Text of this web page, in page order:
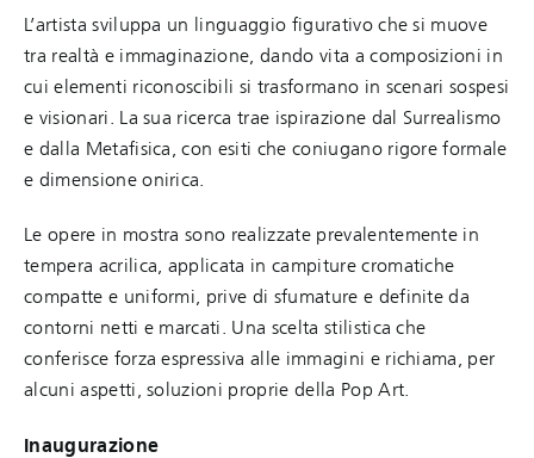
L’artista sviluppa un linguaggio figurativo che si muove
tra realtà e immaginazione, dando vita a composizioni in
cui elementi riconoscibili si trasformano in scenari sospesi
e visionari. La sua ricerca trae ispirazione dal Surrealismo
e dalla Metafisica, con esiti che coniugano rigore formale
e dimensione onirica.
Le opere in mostra sono realizzate prevalentemente in
tempera acrilica, applicata in campiture cromatiche
compatte e uniformi, prive di sfumature e definite da
contorni netti e marcati. Una scelta stilistica che
conferisce forza espressiva alle immagini e richiama, per
alcuni aspetti, soluzioni proprie della Pop Art.
Inaugurazione